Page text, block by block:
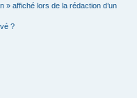
» affiché lors de la rédaction d’un
?